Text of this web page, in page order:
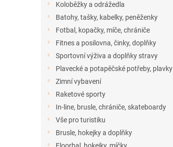
Koloběžky a odrážedla
Batohy, tašky, kabelky, peněženky
Fotbal, kopačky, míče, chrániče
Fitnes a posilovna, činky, doplňky
Sportovní výživa a doplňky stravy
Plavecké a potapěčské potřeby, plavky
Zimní vybavení
Raketové sporty
In-line, brusle, chrániče, skateboardy
Vše pro turistiku
Brusle, hokejky a doplňky